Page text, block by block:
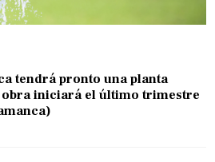
tendrá pronto una planta
iniciará el último trimestre